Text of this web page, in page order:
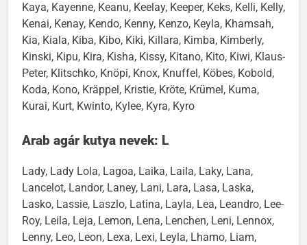
Kaya, Kayenne, Keanu, Keelay, Keeper, Keks, Kelli, Kelly,
Kenai, Kenay, Kendo, Kenny, Kenzo, Keyla, Khamsah,
Kia, Kiala, Kiba, Kibo, Kiki, Killara, Kimba, Kimberly,
Kinski, Kipu, Kira, Kisha, Kissy, Kitano, Kito, Kiwi, Klaus-
Peter, Klitschko, Knöpi, Knox, Knuffel, Köbes, Kobold,
Koda, Kono, Kräppel, Kristie, Kröte, Krümel, Kuma,
Kurai, Kurt, Kwinto, Kylee, Kyra, Kyro
Arab agár kutya nevek: L
Lady, Lady Lola, Lagoa, Laika, Laila, Laky, Lana,
Lancelot, Landor, Laney, Lani, Lara, Lasa, Laska,
Lasko, Lassie, Laszlo, Latina, Layla, Lea, Leandro, Lee-
Roy, Leila, Leja, Lemon, Lena, Lenchen, Leni, Lennox,
Lenny, Leo, Leon, Lexa, Lexi, Leyla, Lhamo, Liam,